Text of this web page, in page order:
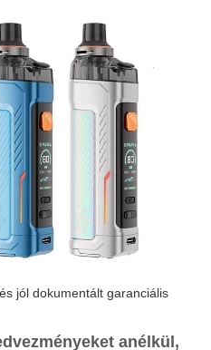
jól dokumentált garanciális
anélkül,